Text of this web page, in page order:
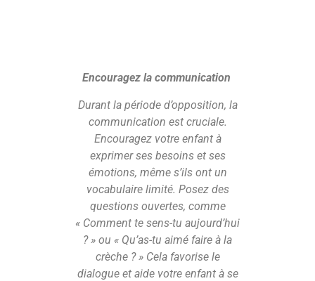
Encouragez la communication
Durant la période d’opposition, la
communication est cruciale.
Encouragez votre enfant à
exprimer ses besoins et ses
émotions, même s’ils ont un
vocabulaire limité. Posez des
questions ouvertes, comme
« Comment te sens-tu aujourd’hui
? » ou « Qu’as-tu aimé faire à la
crèche ? » Cela favorise le
dialogue et aide votre enfant à se